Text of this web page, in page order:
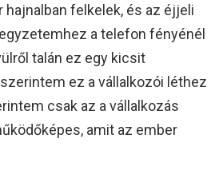
hajnalban felkelek, és az éjjeli
a telefon fényénél
talán ez egy kicsit
ez a vállalkozói léthez
csak az a vállalkozás
amit az ember